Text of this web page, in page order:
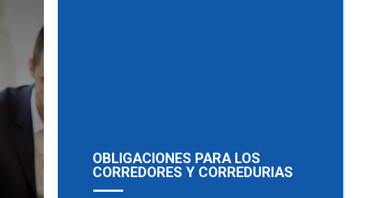
OBLIGACIONES PARA LOS
CORREDORES Y CORREDURIAS